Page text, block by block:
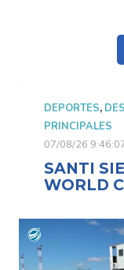
DEPORTES,
PRINCIPALES
07/08/26
SANTI
WORLD